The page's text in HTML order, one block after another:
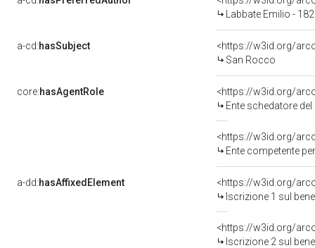
Labbate Emilio -
a-cd:hasSubject
<https://w3id.org/
San Rocco
core:hasAgentRole
<https://w3id.org/
Ente schedatore del bene
<https://w3id.org/
Ente competente per
a-dd:hasAffixedElement
<https://w3id.org/
Iscrizione 1 sul
<https://w3id.org/
Iscrizione 2 sul